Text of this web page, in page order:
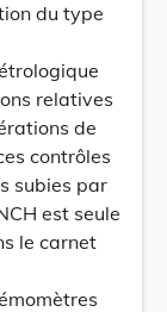
du type
relatives
de
contrôles
subies par
est seule
le carnet